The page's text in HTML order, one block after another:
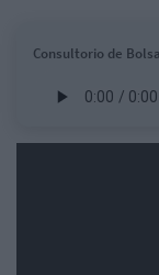
Consultorio de